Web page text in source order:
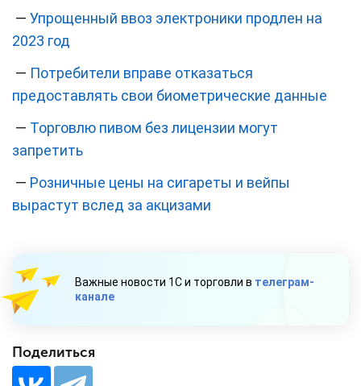
— Упрощенный ввоз электроники продлен на
2023 год
— Потребители вправе отказаться
предоставлять свои биометрические данные
— Торговлю пивом без лицензии могут
запретить
— Розничные цены на сигареты и вейпы
вырастут вслед за акцизами
Важные новости 1С и торговли в телеграм-
канале
Поделиться